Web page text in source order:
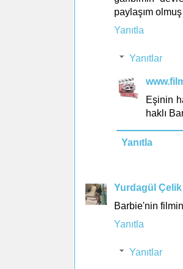
paylaşım
Yanıtla
Yanıtlar
Eşinin
haklı
Yanıtla
Yurdagül Çelik
Barbie'nin
Yanıtla
Yanıtlar